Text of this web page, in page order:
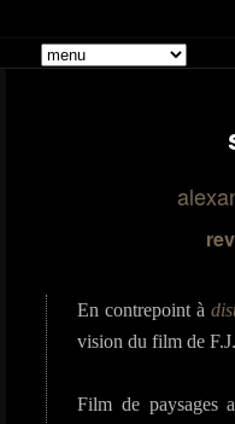
quoique
Menu
Revue
Livres
En contrepoint à
vision du film de
Film de paysages